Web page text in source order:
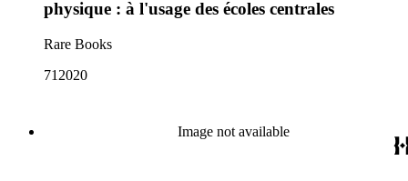
physique : à l'usage des écoles centrales
Rare Books
712020
Image not available